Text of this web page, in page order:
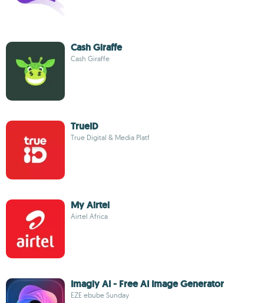
Cash Giraffe
Cash Giraffe
TrueID
True Digital & Media Platf
My Airtel
Airtel Africa
Imagly AI - Free AI Image Generator
EZE ebube Sunday